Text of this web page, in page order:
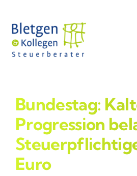
Inhalt
springen
Profil
Leistungen
Bundestag:
Progression
Euro